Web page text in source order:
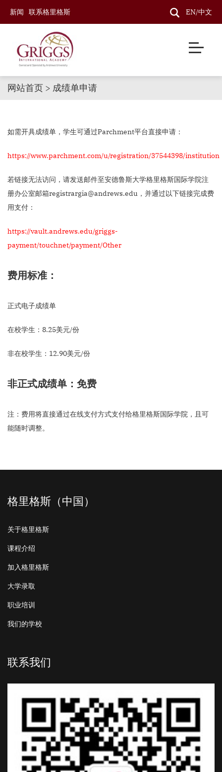
新闻 联系格里格斯 EN/中文
网站首页 > 成绩单申请
如需开具成绩单，学生可通过Parchment平台直接申请：
https://www.parchment.com/u/registration/37544398/institution
若链接无法访问，请发送邮件至安德鲁斯大学格里格斯国际学院注
册办公室邮箱registrargia@andrews.edu，并通过以下链接完成费
用支付：
https://vault.andrews.edu/griggs-
payment/touchnet/payment/Other
费用标准：
正式电子成绩单
在校学生：8.25美元/份
非在校学生：12.90美元/份
非正式成绩单：免费
注：费用将直接通过在线支付方式支付给格里格斯国际学院，且可
能随时调整。
格里格斯（中国）
关于格里格斯
课程介绍
加入格里格斯
大学录取
职业培训
我们的学校
联系我们